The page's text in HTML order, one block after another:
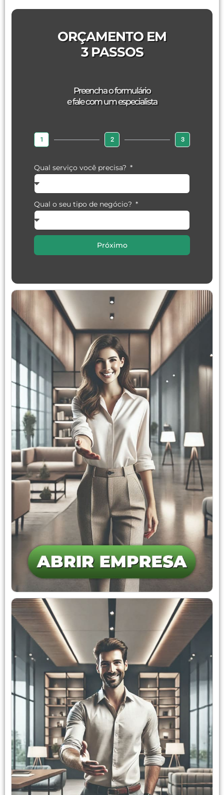
ORÇAMENTO EM
3 PASSOS
Preencha o formulário
e fale com um especialista
1 2 3
Qual serviço você precisa?
Qual o seu tipo de negócio?
Próximo